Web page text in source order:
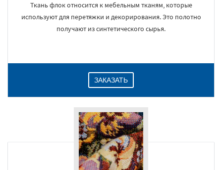
Ткань флок относится к мебельным тканям, которые
используют для перетяжки и декорирования. Это полотно
получают из синтетического сырья.
ЗАКАЗАТЬ